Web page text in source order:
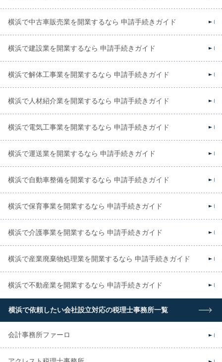
横浜で中古車販売業を開業するなら 申請手続きガイド
横浜で建設業を開業するなら 申請手続きガイド
横浜で解体工事業を開業するなら 申請手続きガイド
横浜で人材紹介業を開業するなら 申請手続きガイド
横浜で電気工事業を開業するなら 申請手続きガイド
横浜で運送業を開業するなら 申請手続きガイド
横浜で自動車整備を開業するなら 申請手続きガイド
横浜で保育事業を開業するなら 申請手続きガイド
横浜で介護事業を開業するなら 申請手続きガイド
横浜で産業廃棄物処理業を開業するなら 申請手続きガイド
横浜で不動産業を開業するなら 申請手続きガイド
横浜で依頼したい会社設立対応の税理士事務所一覧
会計事務所ファーロ